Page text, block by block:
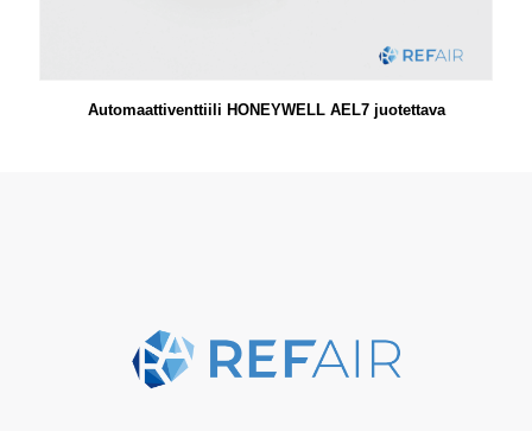
Automaattiventtiili HONEYWELL AEL7 juotettava